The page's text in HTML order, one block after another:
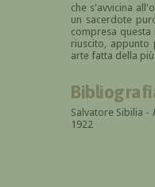
che s'avvicina
un sacerdote
compresa
riuscito, appunto
arte fatta della
Salvatore Sibilia -
1922